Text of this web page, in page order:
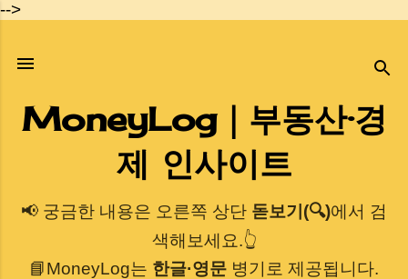
-->
기본 콘텐츠로 건너뛰기
MoneyLog｜부동산·경
제 인사이트
📢 궁금한 내용은 오른쪽 상단 돋보기(🔍)에서 검
색해보세요.👆
📘MoneyLog는 한글·영문 병기로 제공됩니다.